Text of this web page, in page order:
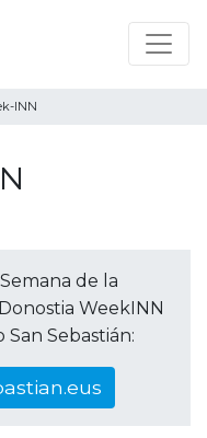
INN
de la
WeekINN
Sebastián: